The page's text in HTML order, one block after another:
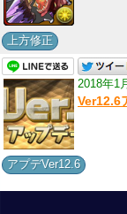
上方修正
2018年1
Ver12.6
アプデVer12.6